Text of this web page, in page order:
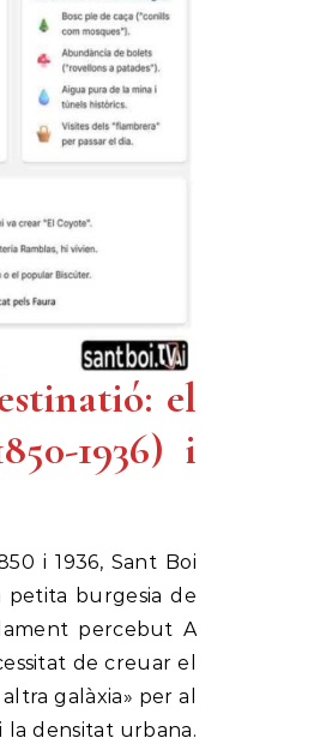
el
1936) i
i 1936, Sant Boi
petita burgesia de
percebut A
de creuar el
galàxia» per al
la densitat urbana.